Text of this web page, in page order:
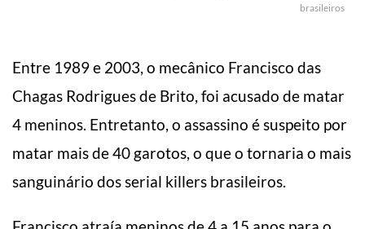
brasileiros
Entre 1989 e 2003, o mecânico Francisco das
Chagas Rodrigues de Brito, foi acusado de matar
4 meninos. Entretanto, o assassino é suspeito por
matar mais de 40 garotos, o que o tornaria o mais
sanguinário dos serial killers brasileiros.